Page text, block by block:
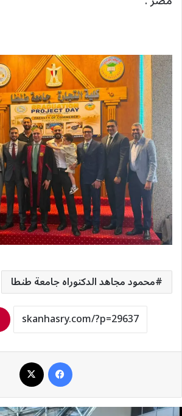
محمود مجاهد الدكتوراه جامعة طنطا